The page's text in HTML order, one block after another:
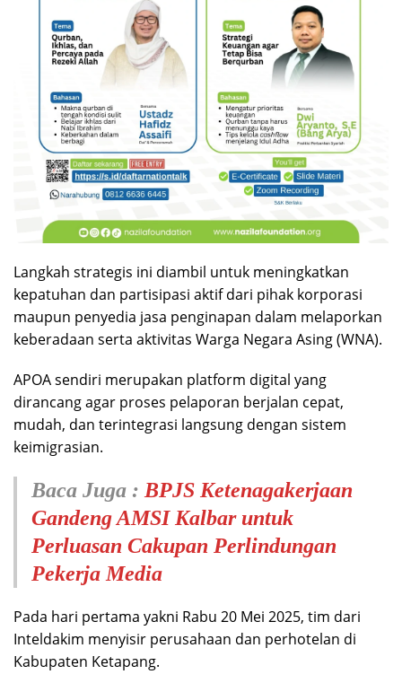
Langkah strategis ini diambil untuk meningkatkan
kepatuhan dan partisipasi aktif dari pihak korporasi
maupun penyedia jasa penginapan dalam melaporkan
keberadaan serta aktivitas Warga Negara Asing (WNA).
APOA sendiri merupakan platform digital yang
dirancang agar proses pelaporan berjalan cepat,
mudah, dan terintegrasi langsung dengan sistem
keimigrasian.
Baca Juga : BPJS Ketenagakerjaan
Gandeng AMSI Kalbar untuk
Perluasan Cakupan Perlindungan
Pekerja Media
Pada hari pertama yakni Rabu 20 Mei 2025, tim dari
Inteldakim menyisir perusahaan dan perhotelan di
Kabupaten Ketapang.